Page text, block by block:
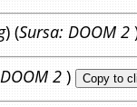
) (Sursa: DOOM 2
2 ) Copy to